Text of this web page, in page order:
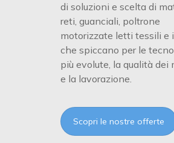
di soluzioni e scelta di
reti, guanciali, poltrone
motorizzate letti tessili e
che spiccano per le
più evolute, la qualità dei
e la lavorazione.
Scopri le nostre offerte